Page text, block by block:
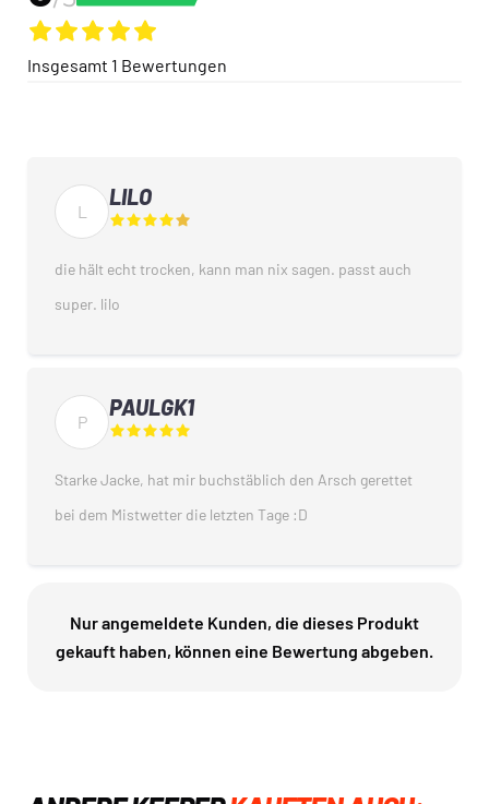
Insgesamt 1 Bewertungen
L
LILO
die hält echt trocken, kann man nix sagen. passt auch
super. lilo
P
PAULGK1
Starke Jacke, hat mir buchstäblich den Arsch gerettet
bei dem Mistwetter die letzten Tage :D
Nur angemeldete Kunden, die dieses Produkt
gekauft haben, können eine Bewertung abgeben.